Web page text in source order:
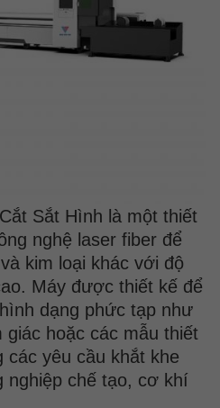
Sắt Hình là một thiết
nghệ laser fiber để
kim loại khác với độ
Máy được thiết kế để
dạng phức tạp như
hoặc các mẫu thiết
các yêu cầu khắt khe
nghiệp chế tạo, cơ khí